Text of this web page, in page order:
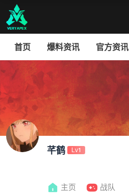
首页 爆料资讯 官方资讯
芊鹤 Lv1
主页 战队